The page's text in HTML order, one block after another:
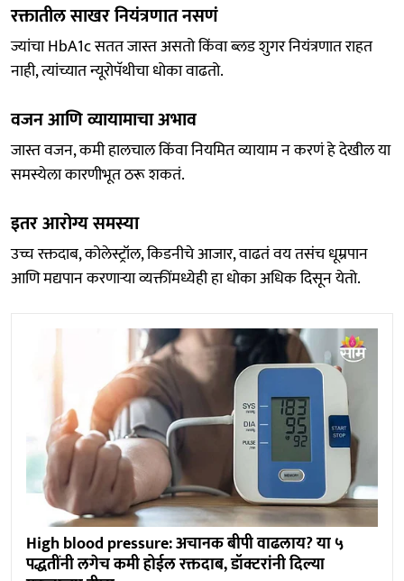
रक्तातील साखर नियंत्रणात नसणं
ज्यांचा HbA1c सतत जास्त असतो किंवा ब्लड शुगर नियंत्रणात राहत
नाही, त्यांच्यात न्यूरोपॅथीचा धोका वाढतो.
वजन आणि व्यायामाचा अभाव
जास्त वजन, कमी हालचाल किंवा नियमित व्यायाम न करणं हे देखील या
समस्येला कारणीभूत ठरू शकतं.
इतर आरोग्य समस्या
उच्च रक्तदाब, कोलेस्ट्रॉल, किडनीचे आजार, वाढतं वय तसंच धूम्रपान
आणि मद्यपान करणाऱ्या व्यक्तींमध्येही हा धोका अधिक दिसून येतो.
High blood pressure: अचानक बीपी वाढलाय? या ५
पद्धतींनी लगेच कमी होईल रक्तदाब, डॉक्टरांनी दिल्या